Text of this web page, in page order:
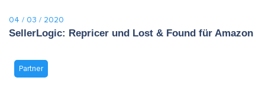
04 / 03 / 2020
SellerLogic: Repricer und Lost & Found für Amazon
Partner